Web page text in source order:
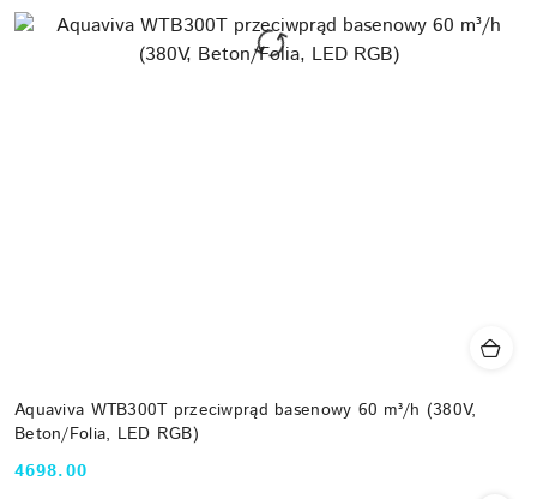
Aquaviva WTB300T przeciwprąd basenowy 60 m³/h (380V,
Beton/Folia, LED RGB)
Cena:
4698.00